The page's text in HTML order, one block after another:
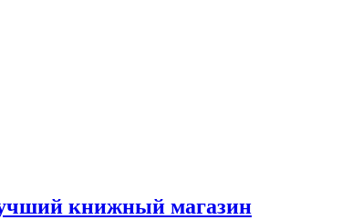
книжный магазин